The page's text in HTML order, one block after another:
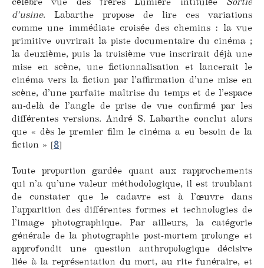
d’usine. Labarthe propose de lire ces variations
comme une immédiate croisée des chemins : la vue
primitive ouvrirait la piste documentaire du cinéma ;
la deuxième, puis la troisième vue inscrirait déjà une
mise en scène, une fictionnalisation et lancerait le
cinéma vers la fiction par l’affirmation d’une mise en
scène, d’une parfaite maîtrise du temps et de l’espace
au-delà de l’angle de prise de vue confirmé par les
différentes versions. André S. Labarthe conclut alors
que « dès le premier film le cinéma a eu besoin de la
fiction » [8]
Toute proportion gardée quant aux rapprochements
qui n’a qu’une valeur méthodologique, il est troublant
de constater que le cadavre est à l’œuvre dans
l’apparition des différentes formes et technologies de
l’image photographique. Par ailleurs, la catégorie
générale de la photographie post-mortem prolonge et
approfondit une question anthropologique décisive
liée à la représentation du mort, au rite funéraire, et